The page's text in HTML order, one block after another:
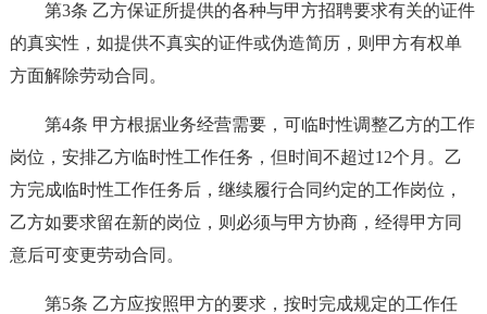
第3条 乙方保证所提供的各种与甲方招聘要求有关的证件
的真实性，如提供不真实的证件或伪造简历，则甲方有权单
方面解除劳动合同。
第4条 甲方根据业务经营需要，可临时性调整乙方的工作
岗位，安排乙方临时性工作任务，但时间不超过12个月。乙
方完成临时性工作任务后，继续履行合同约定的工作岗位，
乙方如要求留在新的岗位，则必须与甲方协商，经得甲方同
意后可变更劳动合同。
第5条 乙方应按照甲方的要求，按时完成规定的工作任